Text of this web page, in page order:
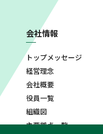
会社情報
トップメッセージ
経営理念
会社概要
役員一覧
組織図
主要拠点一覧